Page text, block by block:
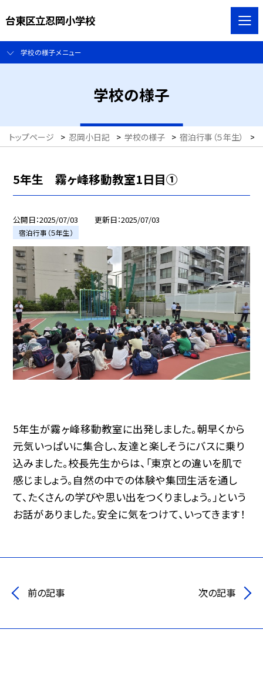
台東区立忍岡小学校
学校の様子メニュー
学校の様子
トップページ > 忍岡小日記 > 学校の様子 > 宿泊行事（５年生） >
5年生 霧ヶ峰移動教室1日目①
公開日 2025/07/03 更新日 2025/07/03
宿泊行事（５年生）
5年生が霧ヶ峰移動教室に出発しました。朝早くから
元気いっぱいに集合し、友達と楽しそうにバスに乗り
込みました。校長先生からは、「東京との違いを肌で
感じましょう。自然の中での体験や集団生活を通し
て、たくさんの学びや思い出をつくりましょう。」という
お話がありました。安全に気をつけて、いってきます！
前の記事 次の記事